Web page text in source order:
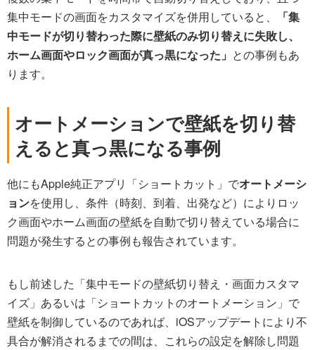
集中モードの画面をカスタマイズを併用していると、
「集
中モードが切り替わった際に壁紙のみ切り替えに失敗し、
ホーム画面やロック画面が真っ黒になった」 との事例もあ
ります。
オートメーションで壁紙を切り替
えると真っ黒になる事例
他にもApple純正アプリ「ショートカット」でオートメーシ
ョンを使用し、条件（時刻、到着、出発など）によりロッ
ク画面やホーム画面の壁紙を自動で切り替えている場合に
問題が発生するとの事例も報告されています。
もし前述した「集中モードの壁紙切り替え・画面カスタマ
イズ」あるいは「ショートカットのオートメーション」で
壁紙を制御しているのであれば、iOSアップデートにより不
具合が解消されるまでの間は、これらの設定を解除し問題